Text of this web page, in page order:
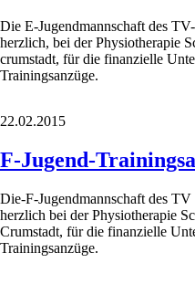
Die E-Jugendmannschaft des
herzlich, bei der Physiotherapie
crumstadt, für die finanzielle
Trainingsanzüge.
22.02.2015
F-Jugend-
Die-F-Jugendmannschaft des
herzlich bei der Physiotherapie
Crumstadt, für die finanzielle
Trainingsanzüge.